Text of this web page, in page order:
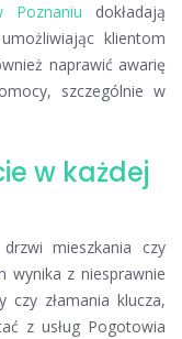
Poznaniu dokładają
klientom
naprawić awarię
szczególnie w
w każdej
mieszkania czy
wynika z niesprawnie
czy złamania klucza,
z usług Pogotowia